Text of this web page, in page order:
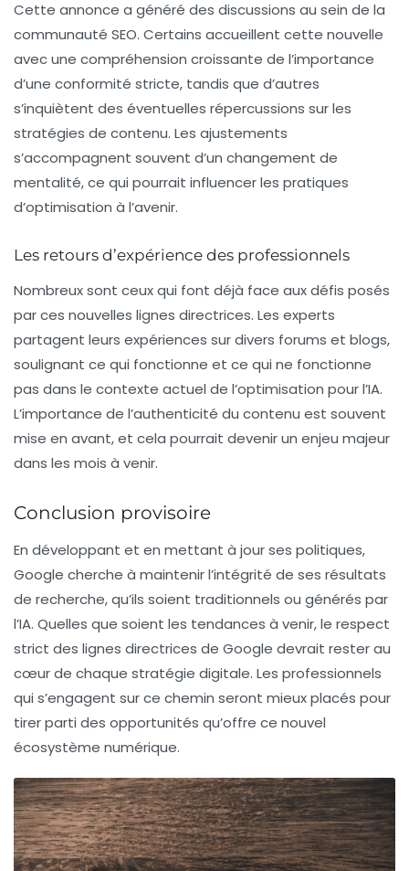
Cette annonce a généré des discussions au sein de la
communauté SEO. Certains accueillent cette nouvelle
avec une compréhension croissante de l’importance
d’une conformité stricte, tandis que d’autres
s’inquiètent des éventuelles répercussions sur les
stratégies de contenu. Les ajustements
s’accompagnent souvent d’un changement de
mentalité, ce qui pourrait influencer les pratiques
d’optimisation à l’avenir.
Les retours d’expérience des professionnels
Nombreux sont ceux qui font déjà face aux défis posés
par ces nouvelles lignes directrices. Les experts
partagent leurs expériences sur divers forums et blogs,
soulignant ce qui fonctionne et ce qui ne fonctionne
pas dans le contexte actuel de l’optimisation pour l’IA.
L’importance de l’authenticité du contenu est souvent
mise en avant, et cela pourrait devenir un enjeu majeur
dans les mois à venir.
Conclusion provisoire
En développant et en mettant à jour ses politiques,
Google cherche à maintenir l’intégrité de ses résultats
de recherche, qu’ils soient traditionnels ou générés par
l’IA. Quelles que soient les tendances à venir, le respect
strict des lignes directrices de Google devrait rester au
cœur de chaque stratégie digitale. Les professionnels
qui s’engagent sur ce chemin seront mieux placés pour
tirer parti des opportunités qu’offre ce nouvel
écosystème numérique.